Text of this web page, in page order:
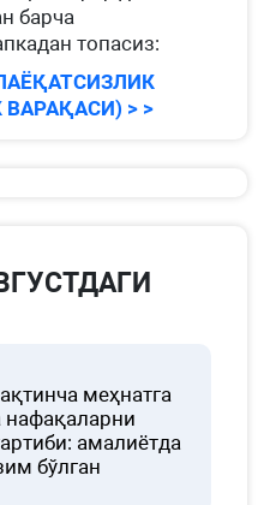
барча
топасиз:
> >
меҳнатга
нафақаларни
амалиётда
бўлган